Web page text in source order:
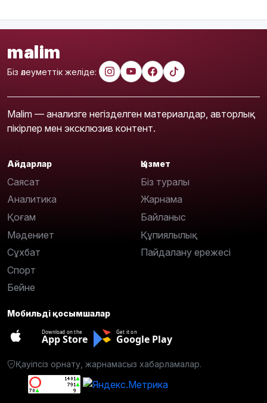
malim
Біз әлеуметтік желіде:
Malim — анализге негізделген материалдар, авторлық
пікірлер мен эксклюзив контент.
Айдарлар
Саясат
Аналитика
Қоғам
Мәдениет
Сұхбат
Спорт
Бейне
Қызмет
Біз туралы
Жарнама
Байланыс
Құпиялылық
Пайдалану ережесі
Мобильді қосымшалар
Download on the
App Store
Get it on
Google Play
Қауіпсіз орнату, жарнамасыз хабарламалар.